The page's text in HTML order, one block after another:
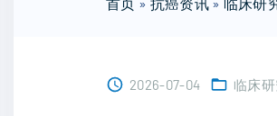
2026-07-04 临床